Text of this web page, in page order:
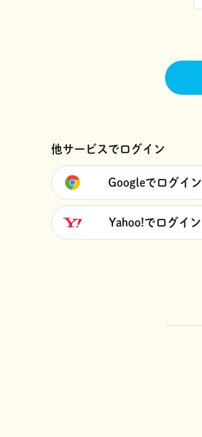
他サービスでログイン
Googleでログイン
Yahoo!でログイン